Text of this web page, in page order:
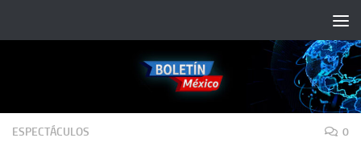
ESPECTÁCULOS 0